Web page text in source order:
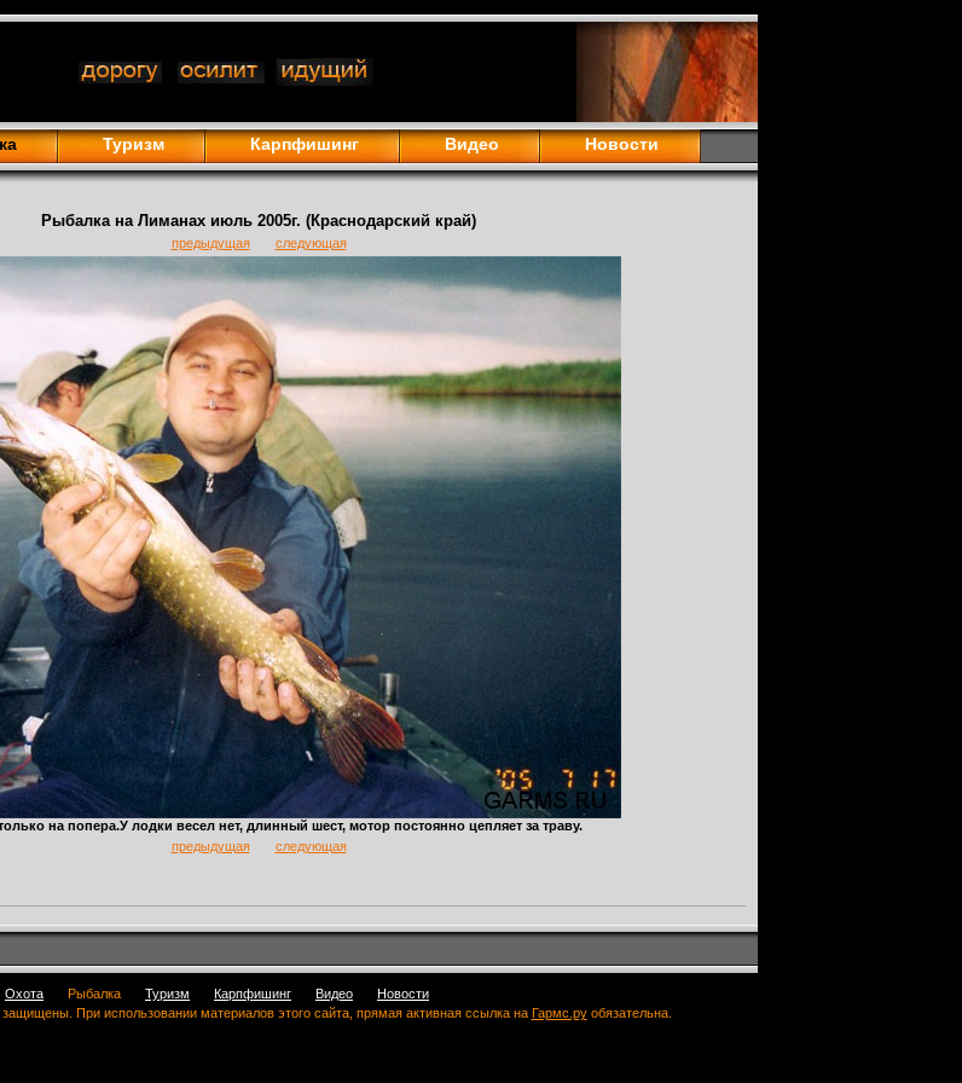
Туризм Карпфишинг Видео Новости
Рыбалка на Лиманах июль 2005г. (Краснодарский край)
предыдущая следующая
на попера.У лодки весел нет, длинный шест, мотор постоянно цепляет за траву.
предыдущая
следующая
Охота Рыбалка Туризм Карпфишинг Видео
Новости
При использовании материалов этого сайта, прямая активная ссылка на Гармс.руобязательна.